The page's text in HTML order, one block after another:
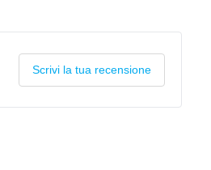
Scrivi la tua recensione